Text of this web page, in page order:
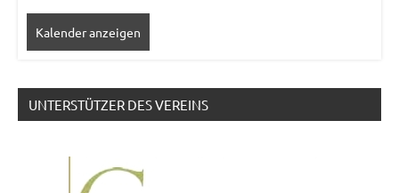
Kalender anzeigen
UNTERSTÜTZER DES VEREINS